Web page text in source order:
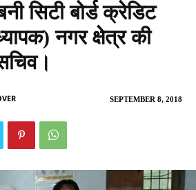
सिटी बोर्ड क्रेडिट
नगर क्षेत्र की
SEPTEMBER 8, 2018